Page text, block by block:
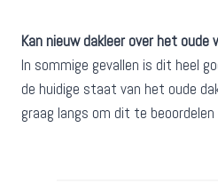
Kan nieuw dakleer over het
In sommige gevallen is dit heel
de huidige staat van het oude
graag langs om dit te